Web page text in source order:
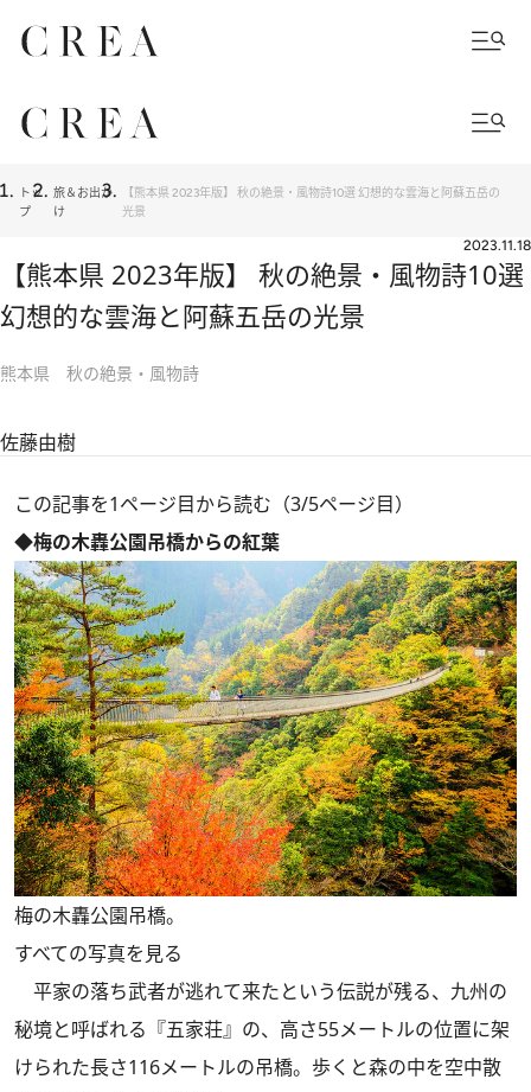
トッ
プ
旅＆お出か
け
【熊本県 2023年版】 秋の絶景・風物詩10選 幻想的な雲海と阿蘇五岳の
光景
2023.11.18
【熊本県 2023年版】 秋の絶景・風物詩10選
幻想的な雲海と阿蘇五岳の光景
熊本県 秋の絶景・風物詩
佐藤由樹
この記事を1ページ目から読む（3/5ページ目）
◆梅の木轟公園吊橋からの紅葉
梅の木轟公園吊橋。
すべての写真を見る
平家の落ち武者が逃れて来たという伝説が残る、九州の
秘境と呼ばれる『五家荘』の、高さ55メートルの位置に架
けられた長さ116メートルの吊橋。歩くと森の中を空中散